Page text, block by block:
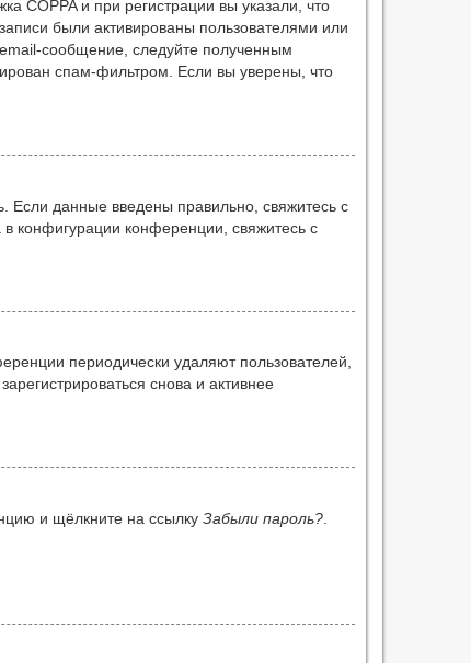
COPPA и при регистрации вы указали, что
были активированы пользователями или
сообщение, следуйте полученным
спам-фильтром. Если вы уверены, что
Если данные введены правильно, свяжитесь с
конфигурации конференции, свяжитесь с
периодически удаляют пользователей,
снова и активнее
и щёлкните на ссылку Забыли пароль?